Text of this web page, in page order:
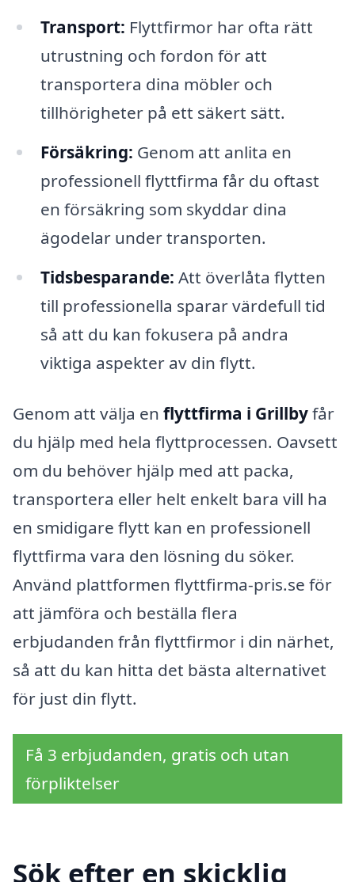
Transport: Flyttfirmor har ofta rätt
utrustning och fordon för att
transportera dina möbler och
tillhörigheter på ett säkert sätt.
Försäkring: Genom att anlita en
professionell flyttfirma får du oftast
en försäkring som skyddar dina
ägodelar under transporten.
Tidsbesparande: Att överlåta flytten
till professionella sparar värdefull tid
så att du kan fokusera på andra
viktiga aspekter av din flytt.
Genom att välja en flyttfirma i Grillbyfår
du hjälp med hela flyttprocessen. Oavsett
om du behöver hjälp med att packa,
transportera eller helt enkelt bara vill ha
en smidigare flytt kan en professionell
flyttfirma vara den lösning du söker.
Använd plattformen flyttfirma-pris.se för
att jämföra och beställa flera
erbjudanden från flyttfirmor i din närhet,
så att du kan hitta det bästa alternativet
för just din flytt.
Få 3 erbjudanden, gratis och utan
förpliktelser
Sök efter en skicklig